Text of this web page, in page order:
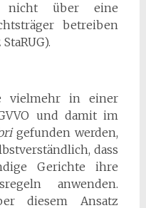
nicht über eine
betreiben
vielmehr in einer
und damit im
gefunden werden,
dass
Gerichte ihre
anwenden.
diesem Ansatz